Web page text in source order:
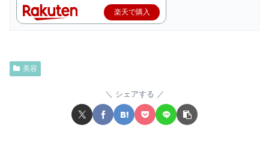
楽天で購入
美容
シェアする